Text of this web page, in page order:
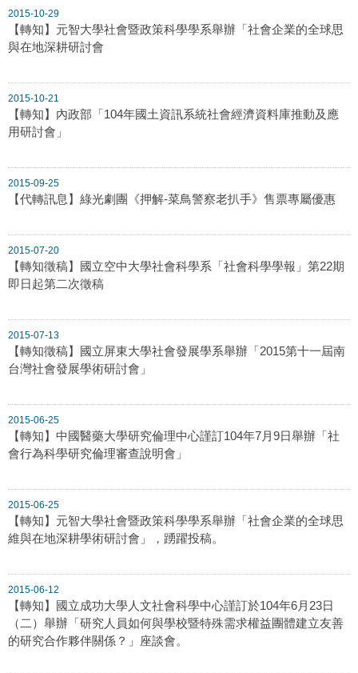
2015-10-29
【轉知】元智大學社會暨政策科學學系舉辦「社會企業的全球思
與在地深耕研討會
2015-10-21
【轉知】內政部「104年國土資訊系統社會經濟資料庫推動及應
用研討會」
2015-09-25
【代轉訊息】綠光劇團《押解-菜鳥警察老扒手》售票專屬優惠
2015-07-20
【轉知徵稿】國立空中大學社會科學系「社會科學學報」第22期
即日起第二次徵稿
2015-07-13
【轉知徵稿】國立屏東大學社會發展學系舉辦「2015第十一屆南
台灣社會發展學術研討會」
2015-06-25
【轉知】中國醫藥大學研究倫理中心謹訂104年7月9日舉辦「社
會行為科學研究倫理審查說明會」
2015-06-25
【轉知】元智大學社會暨政策科學學系舉辦「社會企業的全球思
維與在地深耕學術研討會」，踴躍投稿。
2015-06-12
【轉知】國立成功大學人文社會科學中心謹訂於104年6月23日
（二）舉辦「研究人員如何與學校暨特殊需求權益團體建立友善
的研究合作夥伴關係？」座談會。